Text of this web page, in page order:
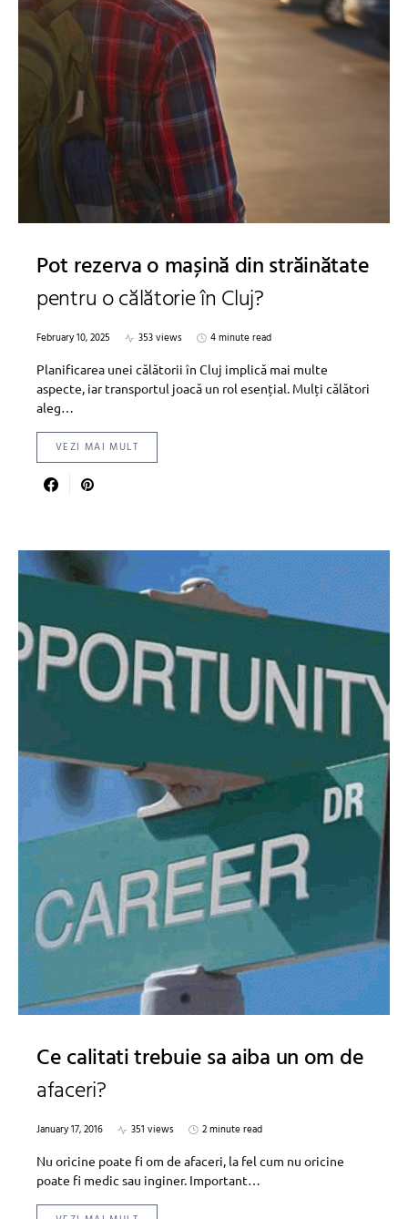
Pot rezerva o mașină din străinătate
pentru o călătorie în Cluj?
February 10, 2025 353 views
4 minute read
Planificarea unei călătorii în Cluj implică mai multe
aspecte, iar transportul joacă un rol esențial. Mulți călători
aleg…
VEZI MAI MULT
Ce calitati trebuie sa aiba un om de
afaceri?
January 17, 2016 351 views
2 minute read
Nu oricine poate fi om de afaceri, la fel cum nu oricine
poate fi medic sau inginer. Important…